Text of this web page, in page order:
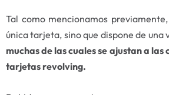
Tal como mencionamos
única tarjeta, sino que dispone de una
muchas de las cuales se ajustan a
tarjetas revolving.